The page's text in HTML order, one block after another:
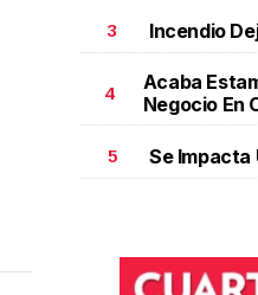
3 Incendio
4
Acaba
Negocio En
5 Se Impacta